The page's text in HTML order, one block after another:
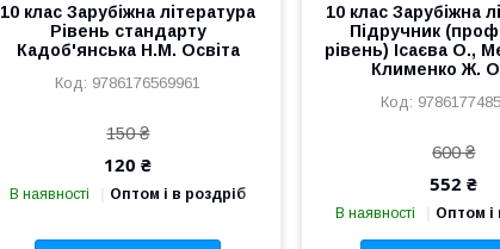
10 клас Зарубіжна література
Рівень стандарту
Кадоб'янська Н.М. Освіта
9786176569961
150 ₴
120 ₴
В наявності Оптом і в роздріб
10 клас Зарубіжна
Підручник
рівень) Ісаєва О.,
Клименко Ж.
600 ₴
552 ₴
В наявності Оптом і